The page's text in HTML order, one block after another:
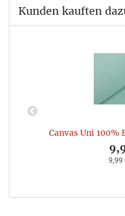
Kunden kauften
Canvas Uni
9,99